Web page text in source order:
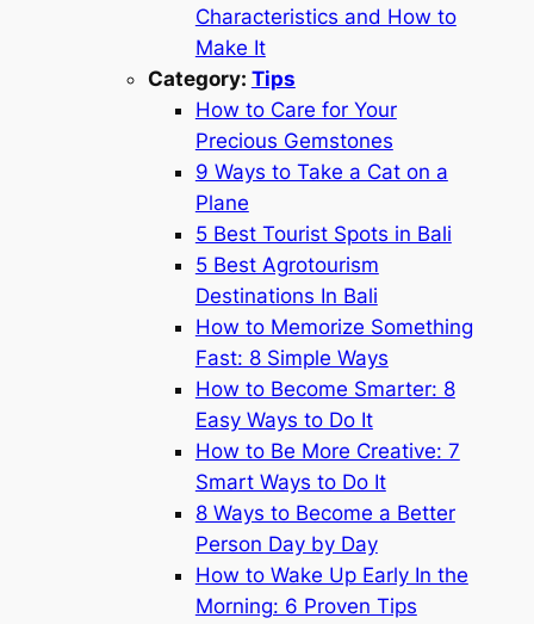
Characteristics and How to
Make It
Category: Tips
How to Care for Your
Precious Gemstones
9 Ways to Take a Cat on a
Plane
5 Best Tourist Spots in Bali
5 Best Agrotourism
Destinations In Bali
How to Memorize Something
Fast: 8 Simple Ways
How to Become Smarter: 8
Easy Ways to Do It
How to Be More Creative: 7
Smart Ways to Do It
8 Ways to Become a Better
Person Day by Day
How to Wake Up Early In the
Morning: 6 Proven Tips